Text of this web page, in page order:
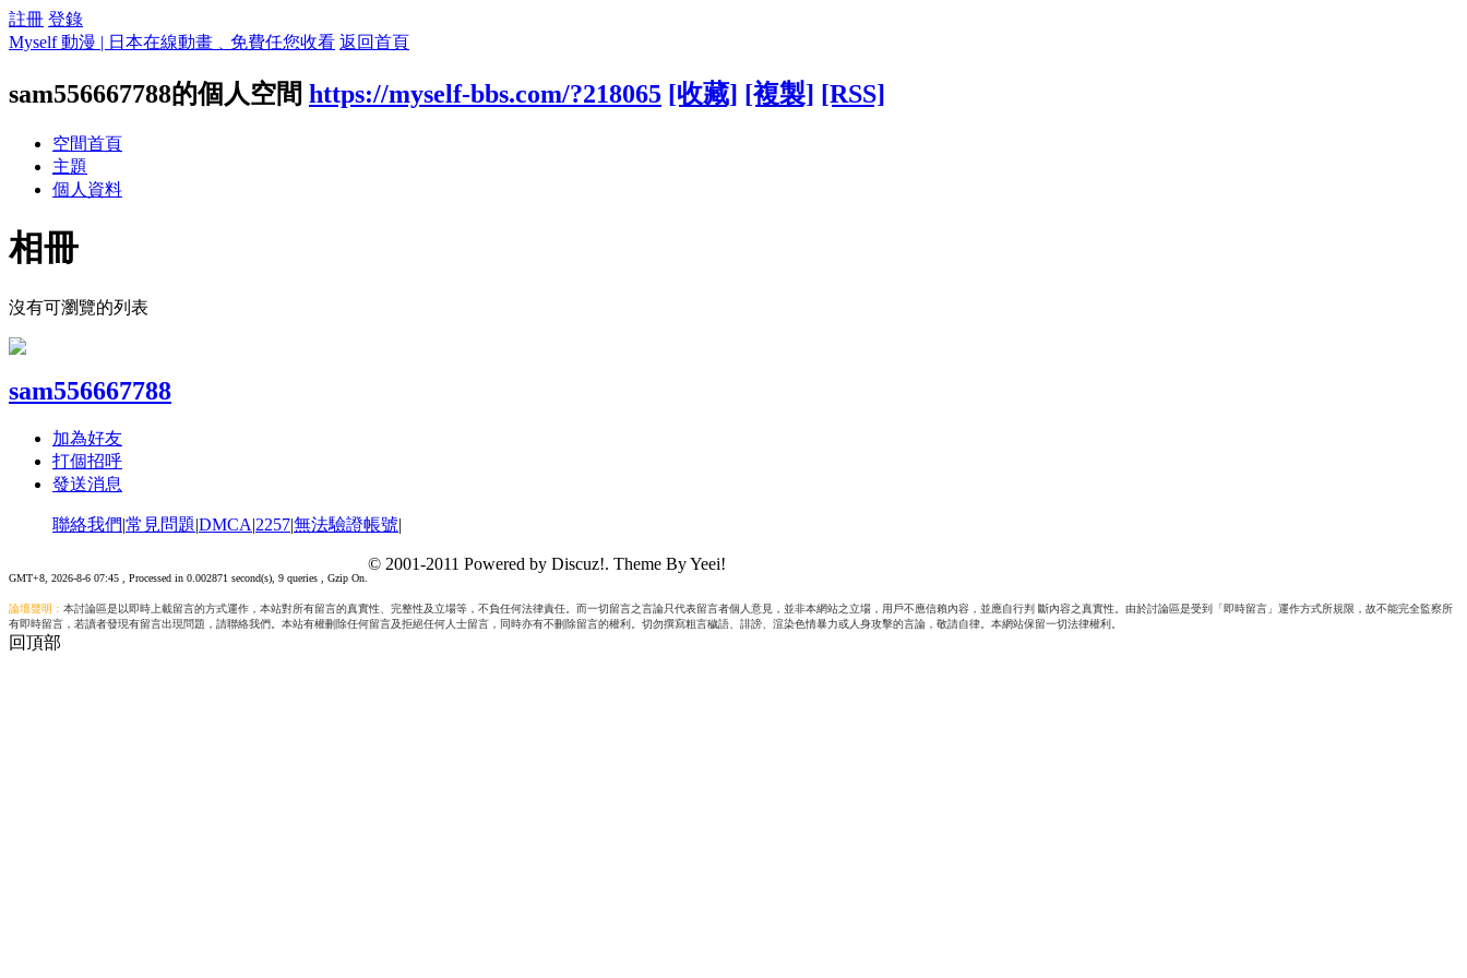
註冊 登錄
Myself 動漫 | 日本在線動畫﹑免費任您收看 返回首頁
sam556667788的個人空間 https://myself-bbs.com/?218065 [收藏] [複製] [RSS]
空間首頁
主題
個人資料
相冊
沒有可瀏覽的列表
sam556667788
加為好友
打個招呼
發送消息
聯絡我們|常見問題|DMCA|2257|無法驗證帳號|
GMT+8, 2026-8-6 07:45 , Processed in 0.002871 second(s), 9 queries , Gzip On.
© 2001-2011 Powered by Discuz!. Theme By Yeei!
論壇聲明： 本討論區是以即時上載留言的方式運作，本站對所有留言的真實性、完整性及立場等，不負任何法律責任。而一切留言之言論只代表留言者個人意見，並非本網站之立場，用戶不應信賴內容，並應自行判 斷內容之真實性。由於討論區是受到「即時留言」運作方式所規限，故不能完全監察所
有即時留言，若讀者發現有留言出現問題，請聯絡我們。本站有權刪除任何留言及拒絕任何人士留言，同時亦有不刪除留言的權利。切勿撰寫粗言穢語、誹謗、渲染色情暴力或人身攻擊的言論，敬請自律。本網站保留一切法律權利。
回頂部